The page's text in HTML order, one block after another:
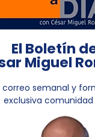
El Boletín
Miguel
semanal y
exclusiva comunidad